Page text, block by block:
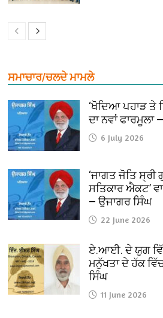
ਸਮਾਚਾਰ/ਚਲਦੇ ਮਾਮਲੇ
‘ਖੋਦਿਆ ਪਹਾੜ ਤੇ
ਦਾ ਨਵਾਂ ਫਾਰਮੂਲਾ
6 July 2026
‘ਜਾਗਤ ਜੋਤਿ ਸ੍ਰੀ
ਸਤਿਕਾਰ ਐਕਟ’
— ਉਜਾਗਰ ਸਿੰਘ
22 June 2026
ਏ.ਆਈ. ਦੇ ਯੁਗ
ਮਨੁੱਖਤਾ ਦੇ ਹੱਕ
ਸਿੰਘ
11 June 2026